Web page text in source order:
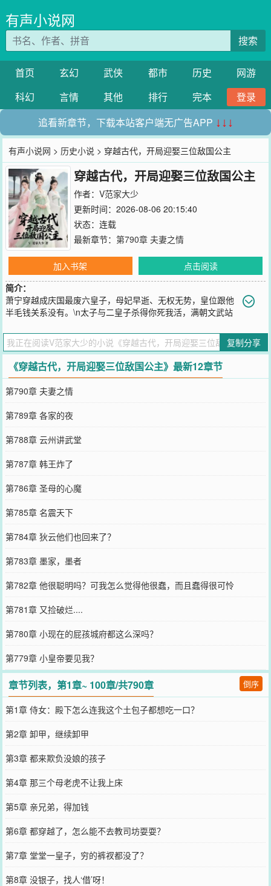
有声小说网
搜索
首页 玄幻 武侠 都市 历史
网游
科幻
言情 其他 排行 完本
登录
追看新章节，下载本站客户端无广告APP ↓↓↓
有声小说网 > 历史小说 > 穿越古代，开局迎娶三位敌国公主
穿越古代，开局迎娶三位敌国公主
作者： V范家大少
更新时间：2026-08-06 20:15:40
状态：连载
最新章节： 第790章 夫妻之情
加入书架
点击阅读
简介：
萧宁穿越成庆国最废六皇子，母妃早逝、无权无势，皇位跟他
半毛钱关系没有。\n太子与二皇子杀得你死我活，满朝文武站
钱，做个逍遥藩王混吃等死。\n别人夺嫡拼命，他吃瓜看戏；\n别人
勾心斗角，他搂公主数银子；\n别人求皇位，他只求安稳富贵。\n太
子怒：“老六！你说你不争皇位，为何手握百万雄兵？”\n二皇子崩：
“全国赋税大半出自你手，你还说你只想当藩王？”\n萧宁摊手：“别卷
了，你们谁当皇帝都行，别耽误我搂敌国公主就行。”\n本想躺平混日
子，一不小心，统一天下，美人在怀，天下归心！
您要是觉得《 穿越古代，开局迎娶三位敌国公主
忘记向您QQ群和微博微信里的朋友推荐哦！
复制分享
《穿越古代，开局迎娶三位敌国公主》最新12章节
第790章 夫妻之情
第789章 各家的夜
第788章 云州讲武堂
第787章 韩王炸了
第786章 圣母的心魔
第785章 名震天下
第784章 狄云他们也回来了？
第783章 墨家，墨者
第782章 他很聪明吗？可我怎么觉得他很蠢，而且蠢得很可怜
第781章 又捡破烂....
第780章 小现在的屁孩城府都这么深吗？
第779章 小皇帝要见我？
章节列表，第1章~ 100章/共790章 倒序
第1章 侍女：殿下怎么连我这个土包子都想吃一口？
第2章 卸甲，继续卸甲
第3章 都来欺负没娘的孩子
第4章 那三个母老虎不让我上床
第5章 亲兄弟，得加钱
第6章 都穿越了，怎么能不去教司坊耍耍？
第7章 堂堂一皇子，穷的裤衩都没了？
第8章 没银子，找人‘借’呀！